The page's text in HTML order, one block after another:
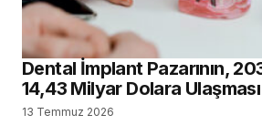
Dental İmplant Pazarının,
14,43 Milyar Dolara
13 Temmuz 2026